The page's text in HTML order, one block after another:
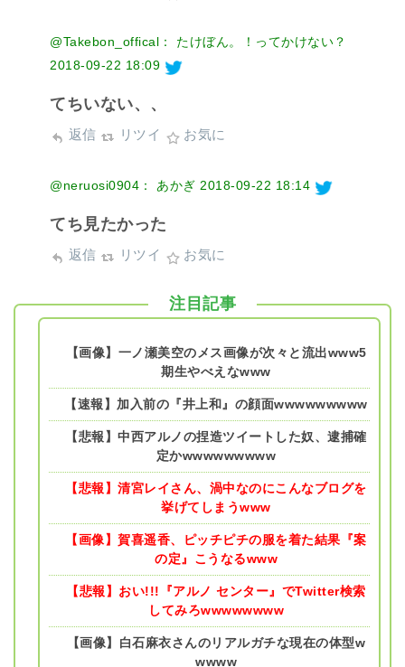
@Takebon_offical： たけぼん。！ってかけない？
2018-09-22 18:09
てちいない、、
返信 リツイ お気に
@neruosi0904： あかぎ 2018-09-22 18:14
てち見たかった
返信 リツイ お気に
注目記事
【画像】一ノ瀬美空のメス画像が次々と流出www5
期生やべえなwww
【速報】加入前の『井上和』の顔面wwwwwwwww
【悲報】中西アルノの捏造ツイートした奴、逮捕確
定かwwwwwwwww
【悲報】清宮レイさん、渦中なのにこんなブログを
挙げてしまうwww
【画像】賀喜遥香、ピッチピチの服を着た結果『案
の定』こうなるwww
【悲報】おい!!!『アルノ センター』でTwitter検索
してみろwwwwwwww
【画像】白石麻衣さんのリアルガチな現在の体型w
wwww